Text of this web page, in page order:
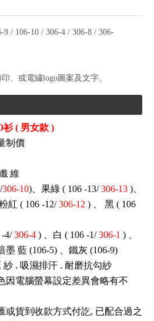
9 / 106-10 / 306-4 / 306-8 / 306-
、或電繡logo圖案及文字。
衫 ( 男女款 )
制價
維
306-10)、果綠 ( 106 -13/ 306-13 )、
粉紅 ( 106 -12/ 306-12 ) 黑 ( 106
-4/ 306-4 ) 、白 ( 106 -1/ 306-1 )
墨 藍 (106-5) 、鐵灰 (106-9)
紗 . 吸濕排汗 . 耐磨抗勾紗
因電腦螢幕設定差異會略有不
或貨到收款方式付訖, 已配合過之